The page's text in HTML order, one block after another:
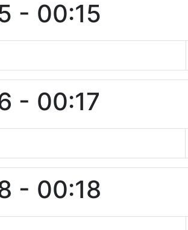
- 00:15
- 00:17
- 00:18